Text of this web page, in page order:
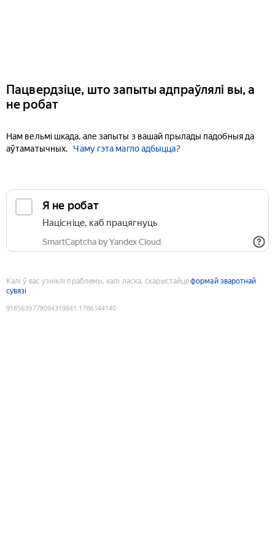
Пацвердзіце, што запыты адпраўлялі вы, а
не робат
Нам вельмі шкада, але запыты з вашай прылады падобныя да
аўтаматычных.
Чаму гэта магло адбыцца?
Я не робат
Націсніце, каб працягнуць
SmartCaptcha by Yandex Cloud
Калі ў вас узніклі праблемы, калі ласка, скарыстайцеформай зваротнай
сувязі
9185639778094319841 :1786144140